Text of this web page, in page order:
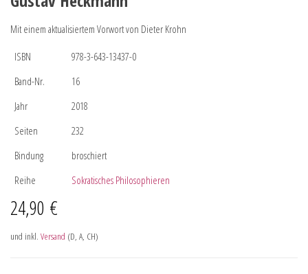
Mit einem aktualisiertem Vorwort von Dieter Krohn
ISBN
978-3-643-13437-0
Band-Nr.
16
Jahr
2018
Seiten
232
Bindung
broschiert
Reihe
Sokratisches Philosophieren
24,90 €
und inkl. Versand (D, A, CH)